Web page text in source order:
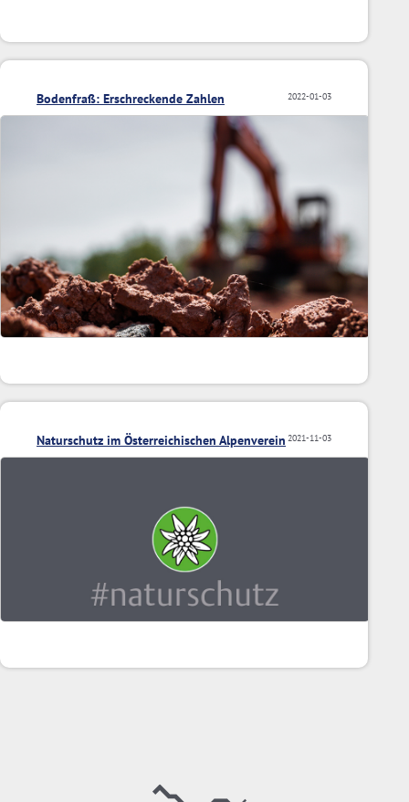
2022-01-03
Bodenfraß: Erschreckende Zahlen
2021-11-03
Naturschutz im Österreichischen Alpenverein